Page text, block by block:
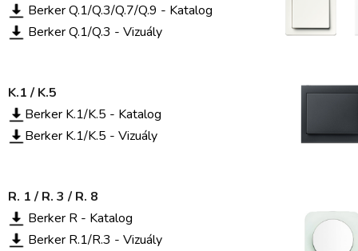
Berker Q.1/Q.3/Q.7/Q.9 - Katalog
Berker Q.1/Q.3 - Vizuály
K.1 / K.5
Berker K.1/K.5 - Katalog
Berker K.1/K.5 - Vizuály
R. 1 / R. 3 / R. 8
Berker R - Katalog
Berker R.1/R.3 - Vizuály